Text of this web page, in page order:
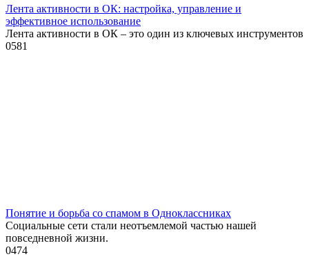
Лента активности в ОК: настройка, управление и
эффективное использование
Лента активности в ОК – это один из ключевых инструментов
0581
Понятие и борьба со спамом в Одноклассниках
Социальные сети стали неотъемлемой частью нашей
повседневной жизни.
0474